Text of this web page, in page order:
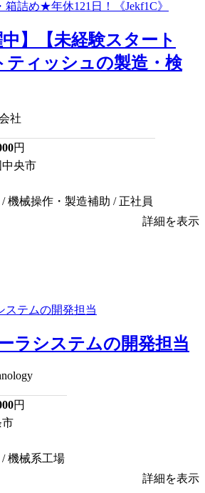
中】【未経験スタート
ティッシュの製造・検
社
円
央市
機械操作・製造補助 / 正社員
詳細を表示
ラシステムの開発担当
円
市
機械系工場
詳細を表示